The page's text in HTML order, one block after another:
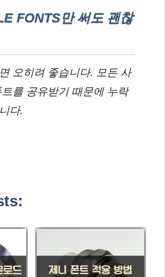
FONTS만 써도 괜찮
오히려 좋습니다. 모든 사
를 공유받기 때문에 누락
다.